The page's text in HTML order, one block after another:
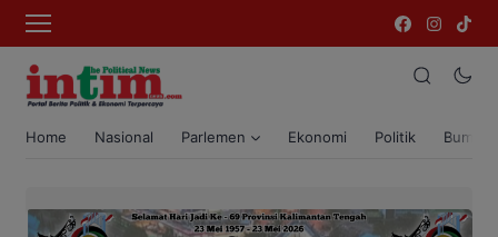
Home Nasional Parlemen Ekonomi Politik Bumi